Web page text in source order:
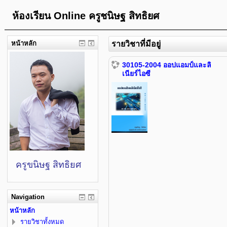
ห้องเรียน Online ครูชนิษฐ สิทธิยศ
รายวิชาที่มีอยู่
30105-2004 ออปแอมป์และลิ
เนียร์ไอซี
หน้าหลัก
ครูขนิษฐ สิทธิยศ
Navigation
หน้าหลัก
รายวิชาทั้งหมด